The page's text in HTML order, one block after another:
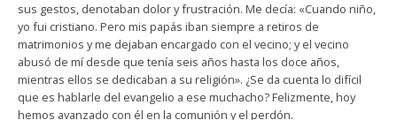
sus gestos, denotaban dolor y frustración. Me decía: «Cuando niño,
yo fui cristiano. Pero mis papás iban siempre a retiros de
matrimonios y me dejaban encargado con el vecino; y el vecino
abusó de mí desde que tenía seis años hasta los doce años,
mientras ellos se dedicaban a su religión». ¿Se da cuenta lo difícil
que es hablarle del evangelio a ese muchacho? Felizmente, hoy
hemos avanzado con él en la comunión y el perdón.